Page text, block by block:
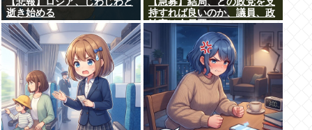
逝き始める
持すれば良いのか、議員、政
治家は全員悪か